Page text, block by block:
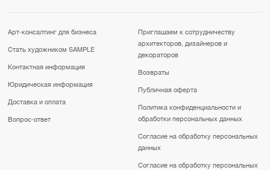
Арт-консалтинг для бизнеса
Стать художником SAMPLE
Контактная информация
Юридическая информация
Доставка и оплата
Вопрос-ответ
Приглашаем к сотрудничеству
архитекторов, дизайнеров и
декораторов
Возвраты
Публичная оферта
Политика конфиденциальности и
обработки персональных данных
Согласие на обработку персональных
данных
Согласие на обработку персональных